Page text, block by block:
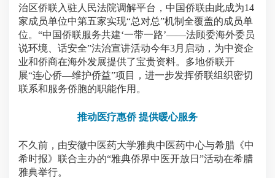
治区侨联入驻人民法院调解平台，中国侨联由此成为14
家成员单位中第五家实现“总对总”机制全覆盖的成员单
位。“中国侨联服务共建‘一带一路’——法顾委海外委员
说环境、话安全”法治宣讲活动今年3月启动，为中资企
业和侨商在海外发展提供了宝贵资料。多地侨联开
展“连心侨—维护侨益”项目，进一步发挥侨联组织密切
联系和服务侨胞的职能作用。
推动医疗惠侨 提供暖心服务
不久前，由安徽中医药大学雅典中医药中心与希腊《中
希时报》联合主办的“雅典侨界中医开放日”活动在希腊
雅典举行。